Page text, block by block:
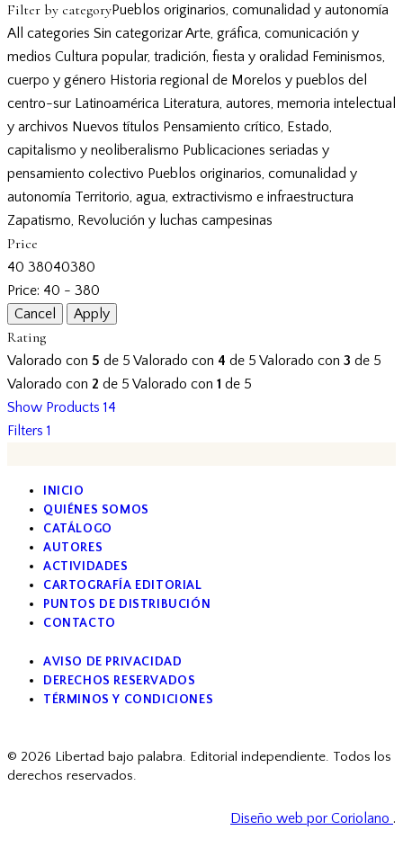
Filter by categoryPueblos originarios, comunalidad y autonomía
All categories Sin categorizarArte, gráfica, comunicación y
medios Cultura popular, tradición, fiesta y oralidad Feminismos,
cuerpo y género Historia regional de Morelos y pueblos del
centro-sur Latinoamérica Literatura, autores, memoria intelectual
y archivos Nuevos títulos Pensamiento crítico, Estado,
capitalismo y neoliberalismo Publicaciones seriadas y
pensamiento colectivo Pueblos originarios, comunalidad y
autonomía Territorio, agua, extractivismo e infraestructura
Zapatismo, Revolución y luchas campesinas
Price
40 38040380
Price: 40 - 380
Rating
Valorado con 5 de 5 Valorado con 4 de 5 Valorado con 3 de 5
Valorado con 2 de 5 Valorado con 1 de 5
Show Products 14
Filters 1
INICIO
QUIÉNES SOMOS
CATÁLOGO
AUTORES
ACTIVIDADES
CARTOGRAFÍA EDITORIAL
PUNTOS DE DISTRIBUCIÓN
CONTACTO
AVISO DE PRIVACIDAD
DERECHOS RESERVADOS
TÉRMINOS Y CONDICIONES
© 2026 Libertad bajo palabra. Editorial independiente. Todos los
derechos reservados.
Diseño web por Coriolano .